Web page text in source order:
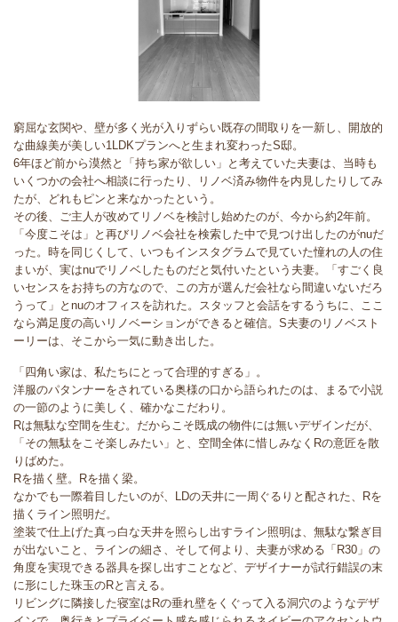
窮屈な玄関や、壁が多く光が入りずらい既存の間取りを一新し、開放的
な曲線美が美しい1LDKプランへと生まれ変わったS邸。
6年ほど前から漠然と「持ち家が欲しい」と考えていた夫妻は、当時も
いくつかの会社へ相談に行ったり、リノベ済み物件を内見したりしてみ
たが、どれもピンと来なかったという。
その後、ご主人が改めてリノベを検討し始めたのが、今から約2年前。
「今度こそは」と再びリノベ会社を検索した中で見つけ出したのがnuだ
った。時を同じくして、いつもインスタグラムで見ていた憧れの人の住
まいが、実はnuでリノベしたものだと気付いたという夫妻。「すごく良
いセンスをお持ちの方なので、この方が選んだ会社なら間違いないだろ
うって」とnuのオフィスを訪れた。スタッフと会話をするうちに、ここ
なら満足度の高いリノベーションができると確信。S夫妻のリノベスト
ーリーは、そこから一気に動き出した。
「四角い家は、私たちにとって合理的すぎる」。
洋服のパタンナーをされている奥様の口から語られたのは、まるで小説
の一節のように美しく、確かなこだわり。
Rは無駄な空間を生む。だからこそ既成の物件には無いデザインだが、
「その無駄をこそ楽しみたい」と、空間全体に惜しみなくRの意匠を散
りばめた。
Rを描く壁。Rを描く梁。
なかでも一際着目したいのが、LDの天井に一周ぐるりと配された、Rを
描くライン照明だ。
塗装で仕上げた真っ白な天井を照らし出すライン照明は、無駄な繋ぎ目
が出ないこと、ラインの細さ、そして何より、夫妻が求める「R30」の
角度を実現できる器具を探し出すことなど、デザイナーが試行錯誤の末
に形にした珠玉のRと言える。
リビングに隣接した寝室はRの垂れ壁をくぐって入る洞穴のようなデザ